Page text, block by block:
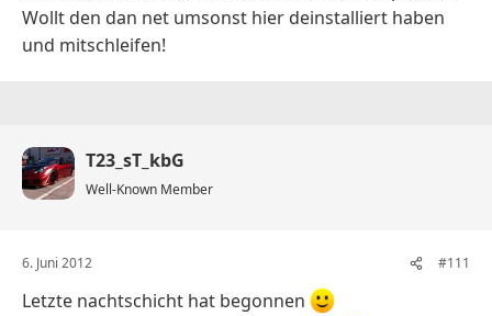
Wollt den dan net umsonst hier deinstalliert haben
und mitschleifen!
T23_sT_kbG
Well-Known Member
6. Juni 2012 #111
Letzte nachtschicht hat begonnen